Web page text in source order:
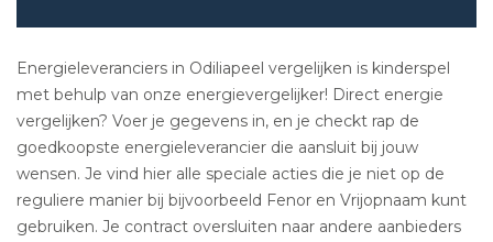
Energieleveranciers in Odiliapeel vergelijken is kinderspel
met behulp van onze energievergelijker! Direct energie
vergelijken? Voer je gegevens in, en je checkt rap de
goedkoopste energieleverancier die aansluit bij jouw
wensen. Je vind hier alle speciale acties die je niet op de
reguliere manier bij bijvoorbeeld Fenor en Vrijopnaam kunt
gebruiken. Je contract oversluiten naar andere aanbieders